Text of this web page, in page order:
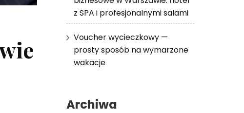
z SPA i profesjonalnymi salami
Voucher wycieczkowy —
prosty sposób na wymarzone
wakacje
Archiwa